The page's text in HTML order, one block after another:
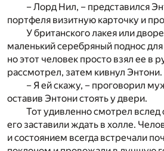
– Лорд Нил, – представился
портфеля визитную карточку и
У британского лакея или
маленький серебряный поднос
но этот человек просто взял ее в
рассмотрел, затем кивнул Энтони.
– Я ей скажу, – проговорил
оставив Энтони стоять у двери.
Тот удивленно смотрел вслед
его заставили ждать в холле.
и состоянием всегда встречали